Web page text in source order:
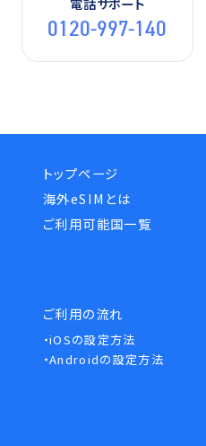
0120-997-140
トップページ
海外eSIMとは
ご利用可能国一覧
ご利用の流れ
・iOSの設定方法
・Androidの設定方法